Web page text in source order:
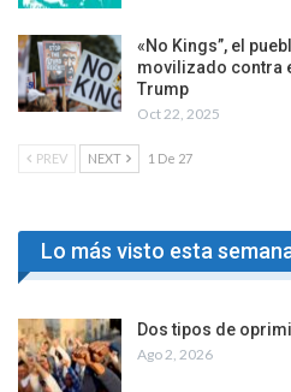
«No Kings”, el
movilizado contra
Trump
Oct 22, 2025
PREV NEXT 1 De 27
Lo más visto esta
Dos tipos de
Ago 2, 2026